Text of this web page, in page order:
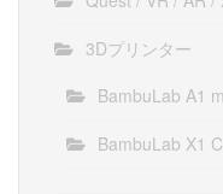
3Dプリンター
BambuLab A1
BambuLab X1